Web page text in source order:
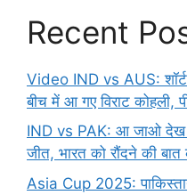
Recent
Video IND vs AUS: शॉर्ट
बीच में आ गए विराट कोहली,
IND vs PAK: आ जाओ देख
जीत, भारत को रौंदने की
Asia Cup 2025: